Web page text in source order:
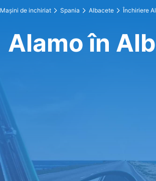
Maşini de inchiriat Spania Albacete Închiriere
Alamo în